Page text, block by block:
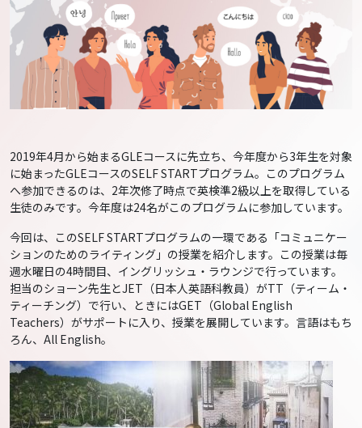
2019年4月から始まるGLEコースに先立ち、今年度から3年生を対象
に始まったGLEコースのSELF STARTプログラム。このプログラム
へ参加できるのは、2年次修了時点で英検準2級以上を取得している
生徒のみです。今年度は24名がこのプログラムに参加しています。
今回は、このSELF STARTプログラムの一環である「コミュニケー
ションのためのライティング」の授業を紹介します。この授業は毎
週水曜日の4時間目、イングリッシュ・ラウンジで行っています。
担当のショーン先生とJET（日本人英語科教員）がTT（ティーム・
ティーチング）で行い、ときにはGET（Global English
Teachers）がサポートに入り、授業を展開しています。言語はもち
ろん、All English。